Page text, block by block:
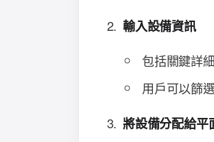
輸入設備資訊
包括關鍵詳
用戶可以篩
將設備分配給平